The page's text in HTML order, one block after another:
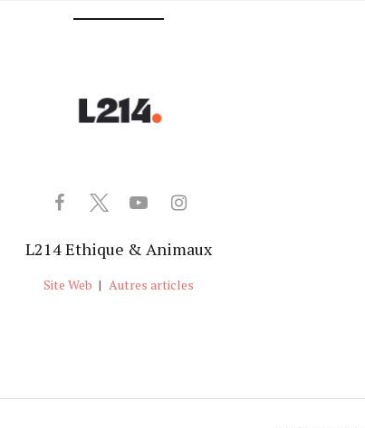
L214 Ethique & Animaux
Site Web | Autres articles